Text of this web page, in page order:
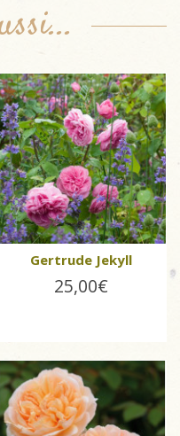
Gertrude Jekyll
25,00€